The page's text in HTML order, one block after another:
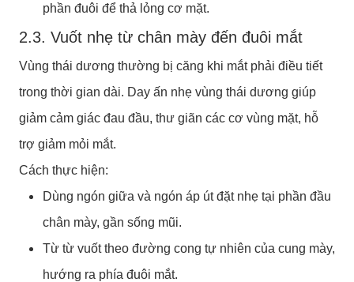
phần đuôi để thả lỏng cơ mặt.
2.3. Vuốt nhẹ từ chân mày đến đuôi mắt
Vùng thái dương thường bị căng khi mắt phải điều tiết
trong thời gian dài. Day ấn nhẹ vùng thái dương giúp
giảm cảm giác đau đầu, thư giãn các cơ vùng mặt, hỗ
trợ giảm mỏi mắt.
Cách thực hiện:
Dùng ngón giữa và ngón áp út đặt nhẹ tại phần đầu
chân mày, gần sống mũi.
Từ từ vuốt theo đường cong tự nhiên của cung mày,
hướng ra phía đuôi mắt.